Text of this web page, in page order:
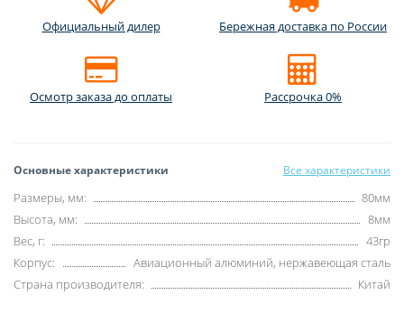
Официальный дилер Бережная доставка по России
Осмотр заказа до оплаты Рассрочка 0%
Основные характеристики Все характеристики
Размеры, мм:
80мм
Высота, мм:
8мм
Вес, г:
43гр
Корпус:
Авиационный алюминий, нержавеющая сталь
Страна производителя:
Китай